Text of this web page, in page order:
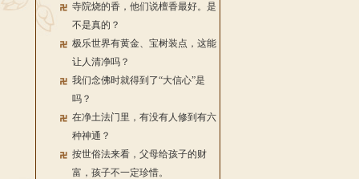
寺院烧的香，他们说檀香最好。是
不是真的？
极乐世界有黄金、宝树装点，这能
让人清净吗？
我们念佛时就得到了“大信心”是
吗？
在净土法门里，有没有人修到有六
种神通？
按世俗法来看，父母给孩子的财
富，孩子不一定珍惜。